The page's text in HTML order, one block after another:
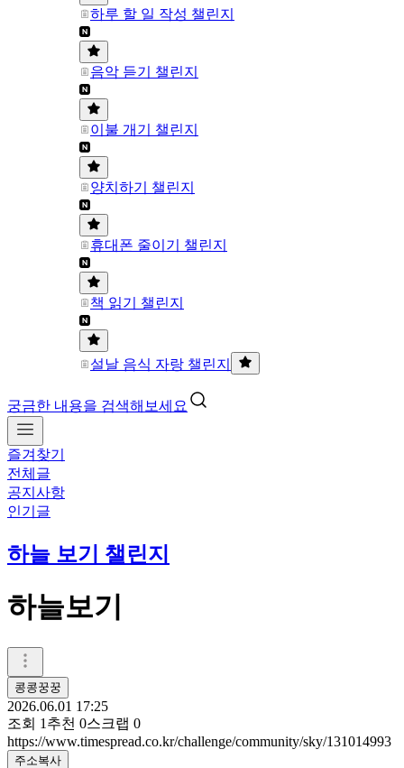
하루 할 일 작성 챌린지
음악 듣기 챌린지
이불 개기 챌린지
양치하기 챌린지
휴대폰 줄이기 챌린지
책 읽기 챌린지
설날 음식 자랑 챌린지
궁금한 내용을 검색해보세요
즐겨찾기
전체글
공지사항
인기글
하늘 보기 챌린지
하늘보기
콩콩꿍꿍
2026.06.01 17:25
조회 1 추천 0스크랩 0
https://www.timespread.co.kr/challenge/community/sky/131014993
주소복사